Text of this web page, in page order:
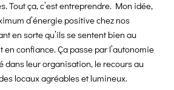
Tout ça, c’est entreprendre. Mon idée,
d’énergie positive chez nos
en sorte qu’ils se sentent bien au
en confiance. Ça passe par l’autonomie
dans leur organisation, le recours au
locaux agréables et lumineux.